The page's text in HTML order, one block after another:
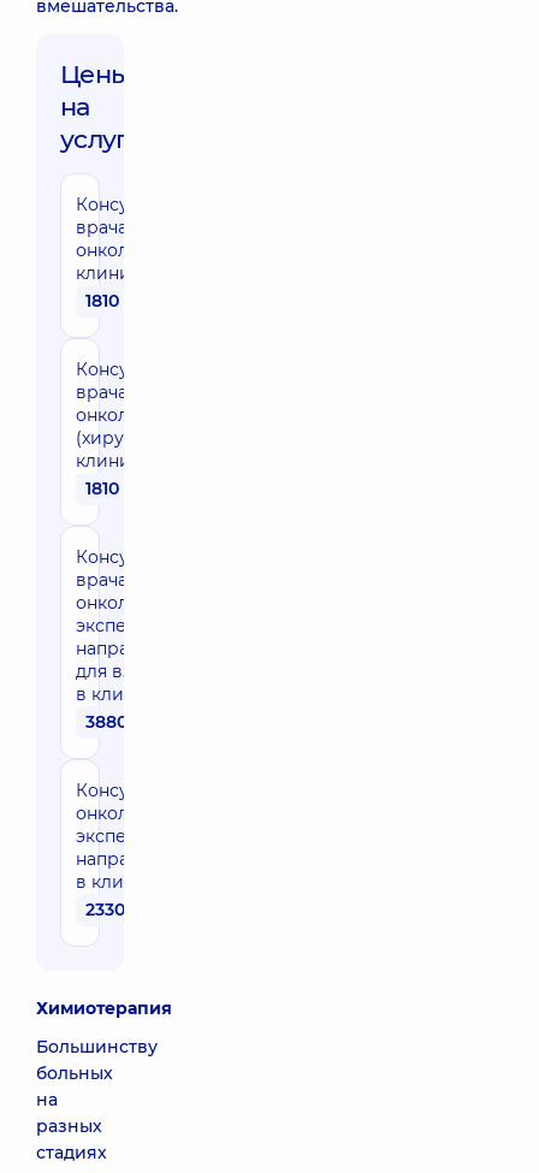
вмешательства.
Цены
на
услуги:
Консультация
врача-
онколога в
клинике
1810 грн
Консультация
врача-
онколога
(хирург) в
клинике
1810 грн
Консультация
врача-
онколога
эксперта
направления
для взрослых
в клинике
3880 грн
Консультация
онколога
эксперта
направления
в клинике
2330 грн
Химиотерапия
Большинству
больных
на
разных
стадиях